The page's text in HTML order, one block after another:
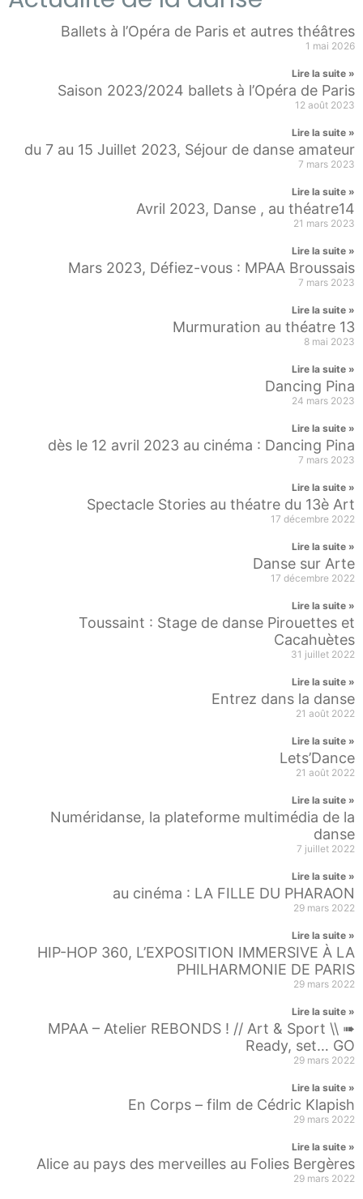
Ballets à l’Opéra de Paris et autres théâtres
1 mai 2026
Lire la suite »
Saison 2023/2024 ballets à l’Opéra de Paris
12 août 2023
Lire la suite »
du 7 au 15 Juillet 2023, Séjour de danse amateur
7 mars 2023
Lire la suite »
Avril 2023, Danse , au théatre14
21 mars 2023
Lire la suite »
Mars 2023, Défiez-vous : MPAA Broussais
7 mars 2023
Lire la suite »
Murmuration au théatre 13
8 mai 2023
Lire la suite »
Dancing Pina
24 mars 2023
Lire la suite »
dès le 12 avril 2023 au cinéma : Dancing Pina
7 mars 2023
Lire la suite »
Spectacle Stories au théatre du 13è Art
17 décembre 2022
Lire la suite »
Danse sur Arte
17 décembre 2022
Lire la suite »
Toussaint : Stage de danse Pirouettes et
Cacahuètes
31 juillet 2022
Lire la suite »
Entrez dans la danse
21 août 2022
Lire la suite »
Lets’Dance
21 août 2022
Lire la suite »
Numéridanse, la plateforme multimédia de la
danse
7 juillet 2022
Lire la suite »
au cinéma : LA FILLE DU PHARAON
29 mars 2022
Lire la suite »
HIP-HOP 360, L’EXPOSITION IMMERSIVE À LA
PHILHARMONIE DE PARIS
29 mars 2022
Lire la suite »
MPAA – Atelier REBONDS ! // Art & Sport \\ ➠
Ready, set… GO
29 mars 2022
Lire la suite »
En Corps – film de Cédric Klapish
29 mars 2022
Lire la suite »
Alice au pays des merveilles au Folies Bergères
29 mars 2022